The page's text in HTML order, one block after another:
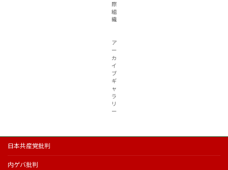
際
組
織
ア
ー
カ
イ
ブ
ギ
ャ
ラ
リ
ー
日本共産党批判
内ゲバ批判